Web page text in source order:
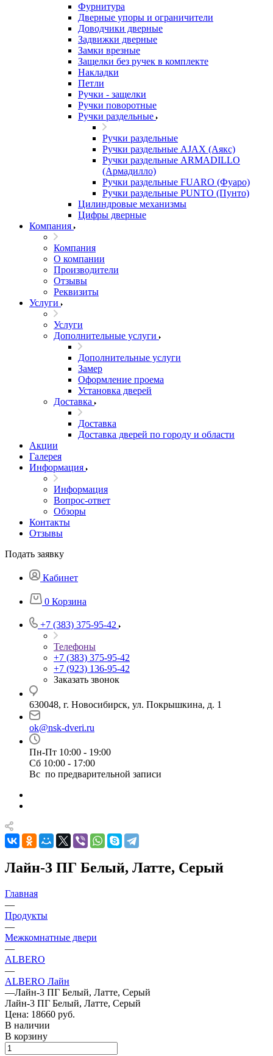
Фурнитура
Дверные упоры и ограничители
Доводчики дверные
Задвижки дверные
Замки врезные
Защелки без ручек в комплекте
Накладки
Петли
Ручки - защелки
Ручки поворотные
Ручки раздельные
Ручки раздельные
Ручки раздельные AJAX (Аякс)
Ручки раздельные ARMADILLO
(Армадилло)
Ручки раздельные FUARO (Фуаро)
Ручки раздельные PUNTO (Пунто)
Цилиндровые механизмы
Цифры дверные
Компания
Компания
О компании
Производители
Отзывы
Реквизиты
Услуги
Услуги
Дополнительные услуги
Дополнительные услуги
Замер
Оформление проема
Установка дверей
Доставка
Доставка
Доставка дверей по городу и области
Акции
Галерея
Информация
Информация
Вопрос-ответ
Обзоры
Контакты
Отзывы
Подать заявку
Кабинет
0 Корзина
+7 (383) 375-95-42
Телефоны
+7 (383) 375-95-42
+7 (923) 136-95-42
Заказать звонок
630048, г. Новосибирск, ул. Покрышкина, д. 1
ok@nsk-dveri.ru
Пн-Пт 10:00 - 19:00
Сб 10:00 - 17:00
Вс по предварительной записи
Лайн-3 ПГ Белый, Латте, Серый
Главная
—
Продукты
—
Межкомнатные двери
—
ALBERO
—
ALBERO Лайн
—Лайн-3 ПГ Белый, Латте, Серый
Лайн-3 ПГ Белый, Латте, Серый
Цена: 18660 руб.
В наличии
В корзину